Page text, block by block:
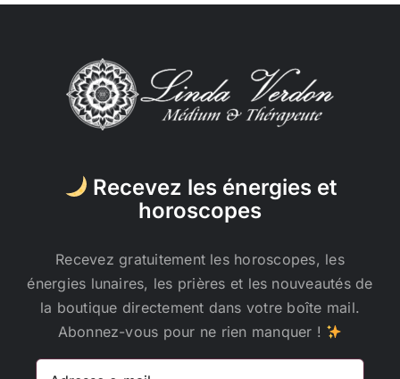
Recevez les énergies et
horoscopes
Recevez gratuitement les horoscopes, les
énergies lunaires, les prières et les nouveautés de
la boutique directement dans votre boîte mail.
Abonnez-vous pour ne rien manquer !
Adresse